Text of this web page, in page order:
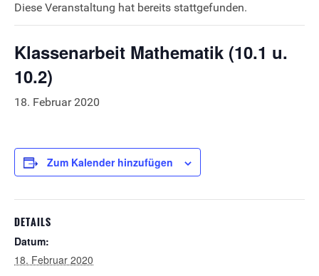
Diese Veranstaltung hat bereits stattgefunden.
Klassenarbeit Mathematik (10.1 u.
10.2)
18. Februar 2020
Zum Kalender hinzufügen
DETAILS
Datum:
18. Februar 2020